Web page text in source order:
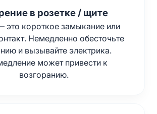
в розетке / щите
короткое замыкание или
Немедленно обесточьте
и вызывайте электрика.
может привести к
возгоранию.